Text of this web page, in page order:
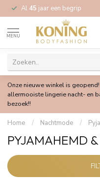
Al 45 jaar een begrip
MENU
Onze nieuwe winkel is
allermooiste lingerie nacht- en
bezoek!!
Home / Nachtmode /
PYJAMAHEMD